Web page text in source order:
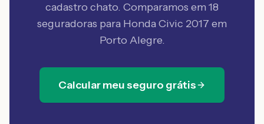
cadastro chato. Comparamos em 18
seguradoras para Honda Civic 2017 em
Porto Alegre.
Calcular meu seguro grátis